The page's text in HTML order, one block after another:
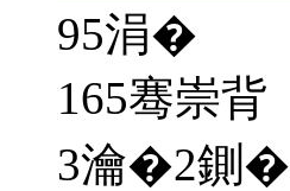
95涓�
165骞崇背
3瀹�2鍘�